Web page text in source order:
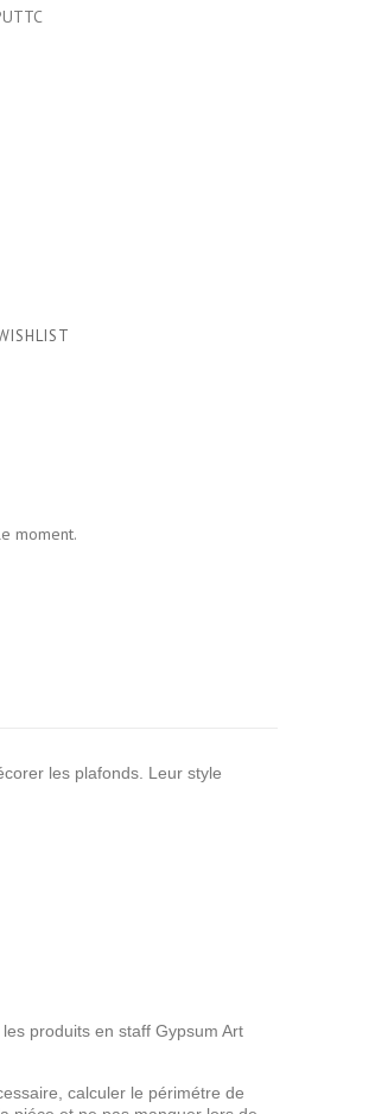
les plafonds. Leur style
les produits en staff Gypsum Art
calculer le périmétre de
moment.